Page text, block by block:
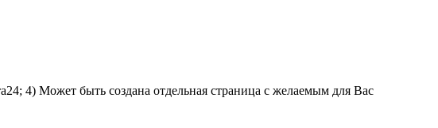
4) Может быть создана отдельная страница с желаемым для Вас